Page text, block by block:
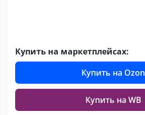
Купить на маркетплейсах:
Купить на Ozon
Купить на WB